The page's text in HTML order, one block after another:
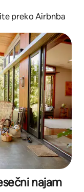
preko Airbnba
najam